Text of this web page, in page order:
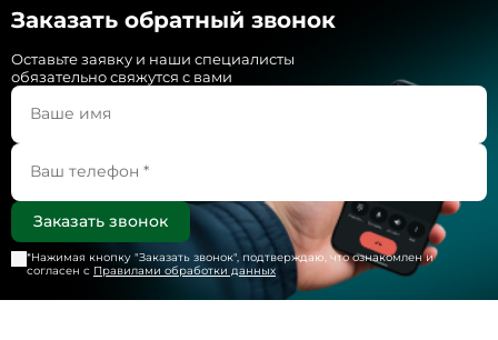
Заказать обратный звонок
Оставьте заявку и наши специалисты
обязательно свяжутся с вами
*Нажимая кнопку "Заказать звонок", подтверждаю, что ознакомлен и
согласен с Правилами обработки данных